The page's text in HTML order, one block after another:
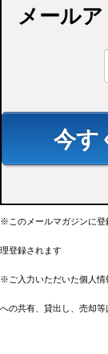
メール
※ このメールマガジンに
理登録されます
※ご入力いただいた個人情
への共有、貸出し、売却等